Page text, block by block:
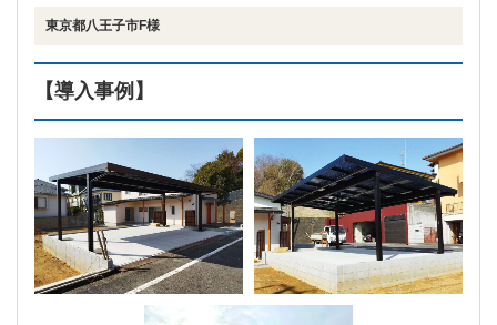
東京都八王子市F様
【導入事例】